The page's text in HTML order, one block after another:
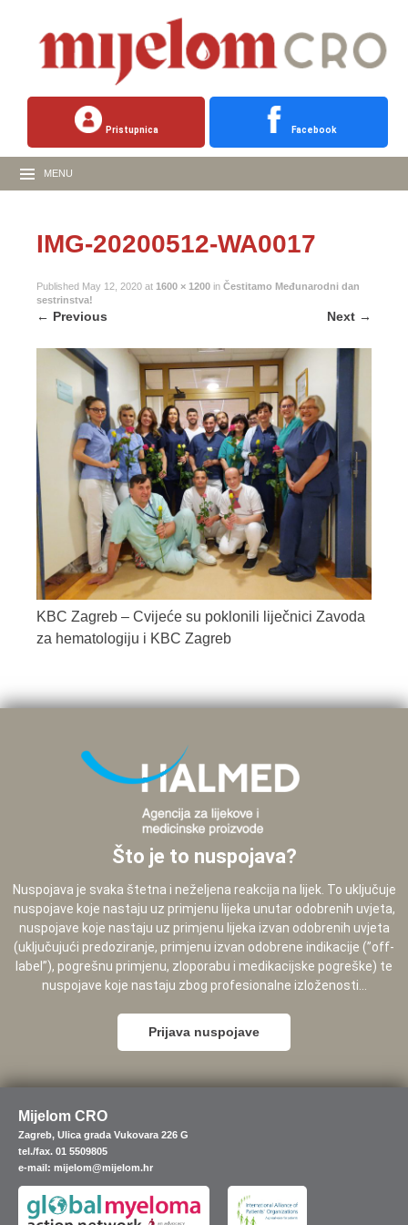
Pristupnica Facebook
MENU
IMG-20200512-WA0017
Published May 12, 2020 at 1600 × 1200 in Čestitamo Međunarodni dan
sestrinstva!
← Previous Next →
KBC Zagreb – Cvijeće su poklonili liječnici Zavoda
za hematologiju i KBC Zagreb
Što je to nuspojava?
Nuspojava je svaka štetna i neželjena reakcija na lijek. To uključuje
nuspojave koje nastaju uz primjenu lijeka unutar odobrenih uvjeta,
nuspojave koje nastaju uz primjenu lijeka izvan odobrenih uvjeta
(uključujući predoziranje, primjenu izvan odobrene indikacije (”off-
label”), pogrešnu primjenu, zloporabu i medikacijske pogreške) te
nuspojave koje nastaju zbog profesionalne izloženosti...
Prijava nuspojave
Mijelom CRO
Zagreb, Ulica grada Vukovara 226 G
tel./fax. 01 5509805
e-mail: mijelom@mijelom.hr